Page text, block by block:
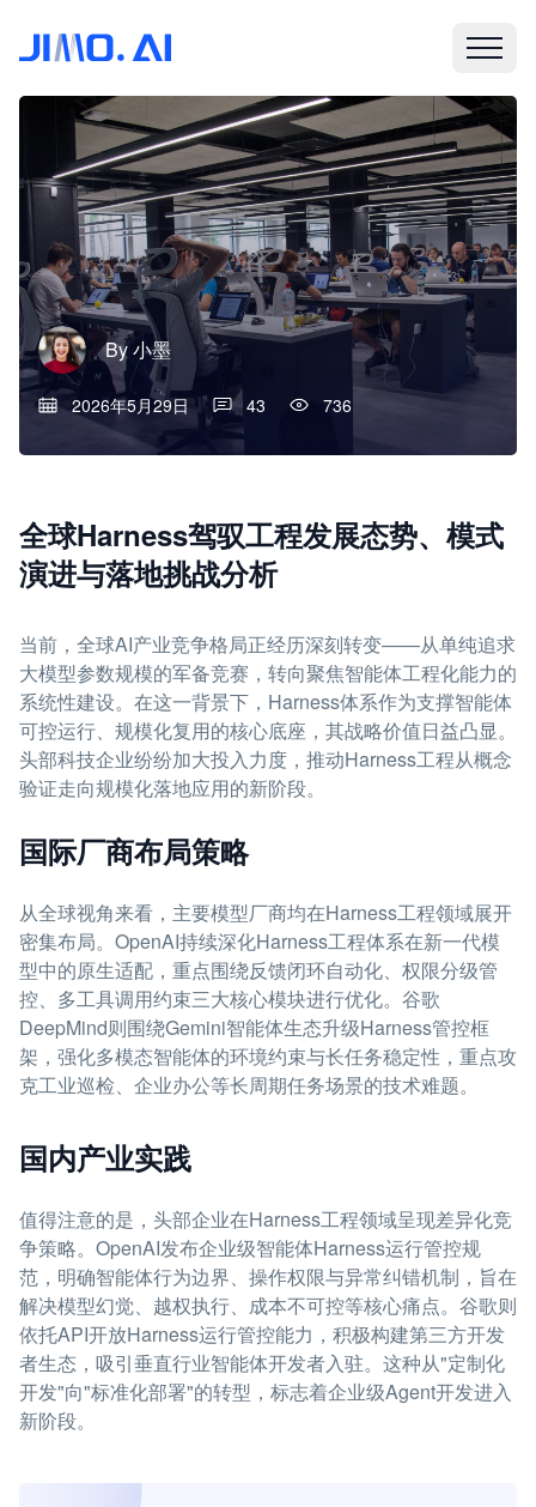
By小墨
2026年5月29日 43 736
全球Harness驾驭工程发展态势、模式
演进与落地挑战分析
当前，全球AI产业竞争格局正经历深刻转变——从单纯追求
大模型参数规模的军备竞赛，转向聚焦智能体工程化能力的
系统性建设。在这一背景下，Harness体系作为支撑智能体
可控运行、规模化复用的核心底座，其战略价值日益凸显。
头部科技企业纷纷加大投入力度，推动Harness工程从概念
验证走向规模化落地应用的新阶段。
国际厂商布局策略
从全球视角来看，主要模型厂商均在Harness工程领域展开
密集布局。OpenAI持续深化Harness工程体系在新一代模
型中的原生适配，重点围绕反馈闭环自动化、权限分级管
控、多工具调用约束三大核心模块进行优化。谷歌
DeepMind则围绕Gemini智能体生态升级Harness管控框
架，强化多模态智能体的环境约束与长任务稳定性，重点攻
克工业巡检、企业办公等长周期任务场景的技术难题。
国内产业实践
值得注意的是，头部企业在Harness工程领域呈现差异化竞
争策略。OpenAI发布企业级智能体Harness运行管控规
范，明确智能体行为边界、操作权限与异常纠错机制，旨在
解决模型幻觉、越权执行、成本不可控等核心痛点。谷歌则
依托API开放Harness运行管控能力，积极构建第三方开发
者生态，吸引垂直行业智能体开发者入驻。这种从"定制化
开发"向"标准化部署"的转型，标志着企业级Agent开发进入
新阶段。